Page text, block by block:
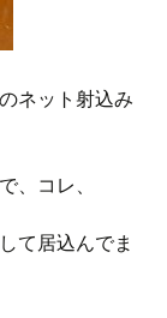
ネット射込み
、コレ、
て居込んでま